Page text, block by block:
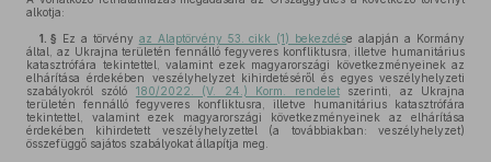
alkotja:
1. § Ez a törvény az Alaptörvény 53. cikk (1) bekezdése alapján a Kormány
által, az Ukrajna területén fennálló fegyveres konfliktusra, illetve humanitárius
katasztrófára tekintettel, valamint ezek magyarországi következményeinek az
elhárítása érdekében veszélyhelyzet kihirdetéséről és egyes veszélyhelyzeti
szabályokról szóló 180/2022. (V. 24.) Korm. rendeletszerinti, az Ukrajna
területén fennálló fegyveres konfliktusra, illetve humanitárius katasztrófára
tekintettel, valamint ezek magyarországi következményeinek az elhárítása
érdekében kihirdetett veszélyhelyzettel (a továbbiakban: veszélyhelyzet)
összefüggő sajátos szabályokat állapítja meg.